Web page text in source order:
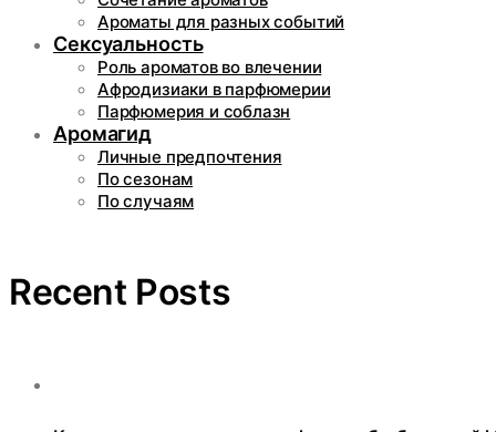
Ароматы для разных событий
Сексуальность
Роль ароматов во влечении
Афродизиаки в парфюмерии
Парфюмерия и соблазн
Аромагид
Личные предпочтения
По сезонам
По случаям
Recent Posts